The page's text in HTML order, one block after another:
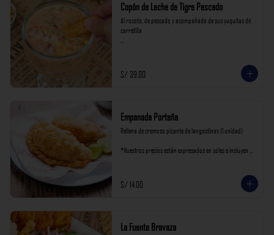
Copón de Leche de Tigre Pescado
Al rocoto, de pescado y acompañado de sus yuquitas de
carretilla
S/ 39.00
Empanada Porteña
Rellena de cremoso picante de langostinos (1 unidad)
*Nuestros precios están expresados en soles e incluyen
S/ 14.00
La Fuente Bravaza